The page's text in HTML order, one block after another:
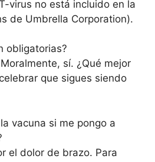
virus no está incluido en la
de Umbrella Corporation).
obligatorias?
sí. ¿Qué mejor
que sigues siendo
vacuna si me pongo a
el dolor de brazo. Para